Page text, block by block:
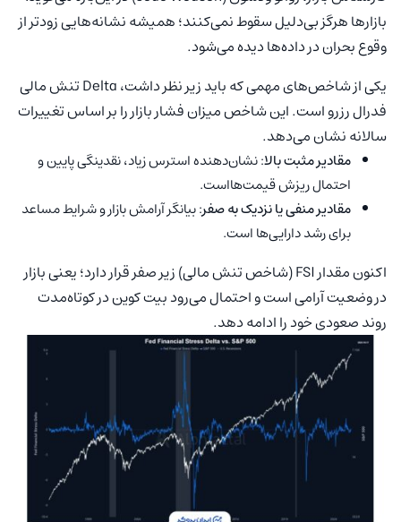
بازارها هرگز بی‌دلیل سقوط نمی‌کنند؛ همیشه نشانه‌هایی زودتر از
وقوع بحران در داده‌ها دیده می‌شود.
یکی از شاخص‌های مهمی که باید زیر نظر داشت، Delta تنش مالی
فدرال رزرو است. این شاخص میزان فشار بازار را بر اساس تغییرات
سالانه نشان می‌دهد.
مقادیر مثبت بالا: نشان‌دهنده استرس زیاد، نقدینگی پایین و
احتمال ریزش قیمت‌هااست.
مقادیر منفی یا نزدیک به صفر: بیانگر آرامش بازار و شرایط مساعد
برای رشد دارایی‌ها است.
اکنون مقدار FSI (شاخص تنش مالی) زیر صفر قرار دارد؛ یعنی بازار
در وضعیت آرامی است و احتمال می‌رود بیت کوین در کوتاه‌مدت
روند صعودی خود را ادامه دهد.